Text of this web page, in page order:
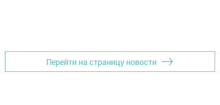
Перейти на страницу новости